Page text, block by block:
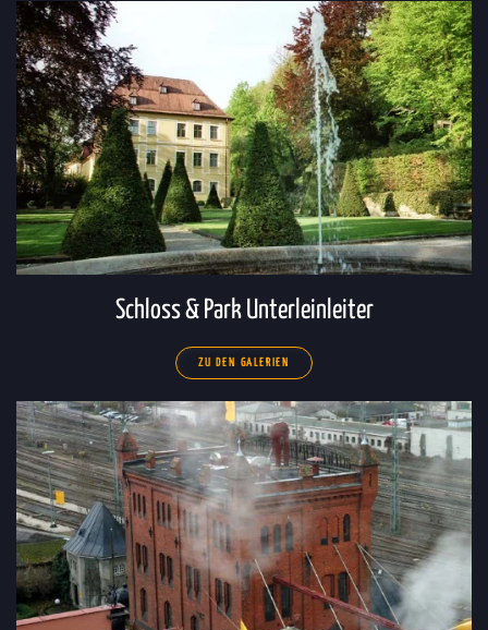
Schloss & Park Unterleinleiter
ZU DEN GALERIEN